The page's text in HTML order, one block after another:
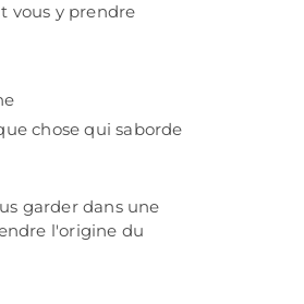
vous y prendre
chose qui saborde
garder dans une
l'origine du